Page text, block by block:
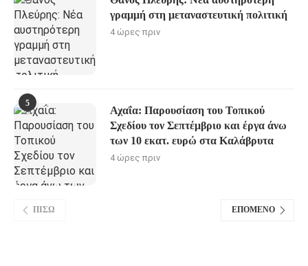
γραμμή στη μεταναστευτική πολιτική
4 ώρες πριν
5
Αχαΐα: Παρουσίαση του Τοπικού
Σχεδίου τον Σεπτέμβριο και έργα άνω
των 10 εκατ. ευρώ στα Καλάβρυτα
4 ώρες πριν
ΠΊΣΩ ΕΠΌΜΕΝΟ